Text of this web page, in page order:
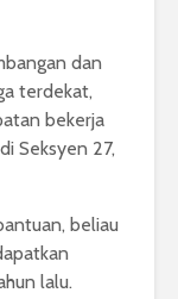
dan
terdekat,
bekerja
Seksyen 27,
beliau
lalu.